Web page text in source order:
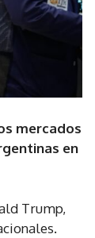
mercados
en
Trump,